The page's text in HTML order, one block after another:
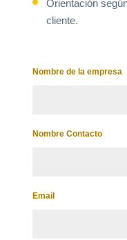
Orientación
cliente.
Nombre de la empresa
Nombre Contacto
Email